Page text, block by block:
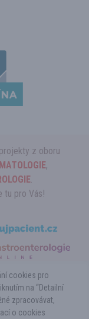
z oboru
,
.
tu pro Vás!
2026
Reserved.
cookies pro
na “Detailní
zpracovávat,
o cookies